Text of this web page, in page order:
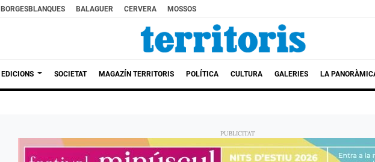
BORGESBLANQUES BALAGUER CERVERA MOSSOS
EDICIONS SOCIETAT MAGAZÍN TERRITORIS POLÍTICA CULTURA GALERIES LA